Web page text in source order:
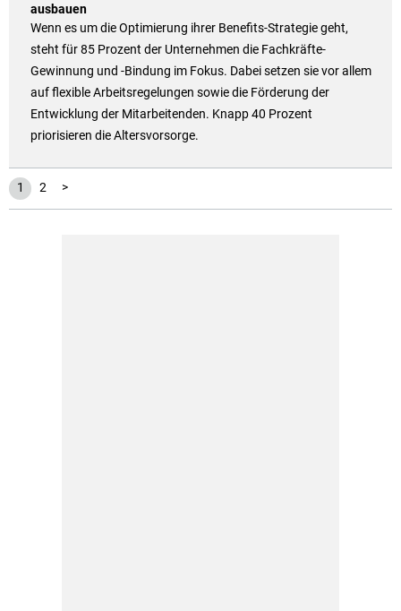
ausbauen
Wenn es um die Optimierung ihrer Benefits-Strategie geht,
steht für 85 Prozent der Unternehmen die Fachkräfte-
Gewinnung und -Bindung im Fokus. Dabei setzen sie vor allem
auf flexible Arbeitsregelungen sowie die Förderung der
Entwicklung der Mitarbeitenden. Knapp 40 Prozent
priorisieren die Altersvorsorge.
1 2 >